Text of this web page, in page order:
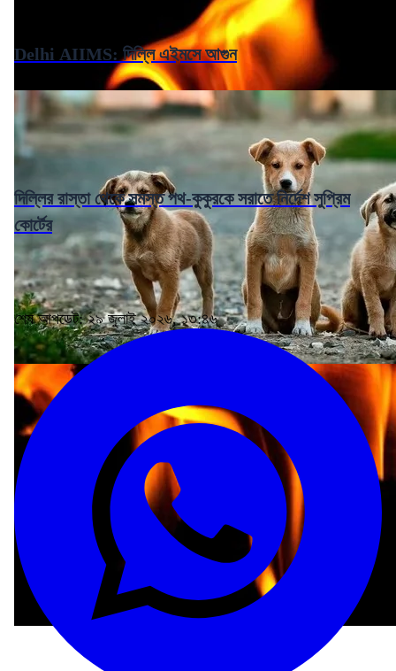
Delhi AIIMS: দিল্লি এইমসে আগুন
দিল্লির রাস্তা থেকে সমস্ত পথ-কুকুরকে সরাতে নির্দেশ সুপ্রিম
কোর্টের
শেষ আপডেট: ২৯ জুলাই ২০২৬, ১৩:৪৬